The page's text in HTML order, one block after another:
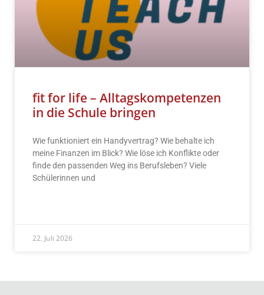
fit for life – Alltagskompetenzen
in die Schule bringen
Wie funktioniert ein Handyvertrag? Wie behalte ich
meine Finanzen im Blick? Wie löse ich Konflikte oder
finde den passenden Weg ins Berufsleben? Viele
Schülerinnen und
22. Juli 2026